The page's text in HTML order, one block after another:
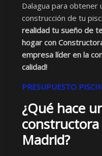
Dalagua para obtener
construcción de tu
realidad tu sueño de
hogar con
empresa líder en la
calidad!
PRESUPUESTO
¿Qué hace
constructora
Madrid?